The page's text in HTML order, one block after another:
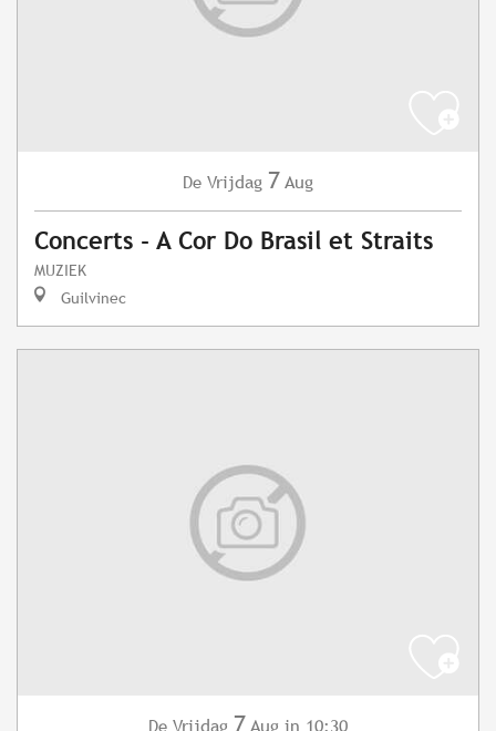
De Vrijdag 7 Aug
Concerts - A Cor Do Brasil et Straits
MUZIEK
Guilvinec
De Vrijdag 7 Aug in 10:30